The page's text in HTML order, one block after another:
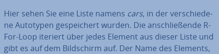
Hier sehen Sie eine Liste namens cars, in der ver­schie­de­
ne Autotypen ge­spei­chert wurden. Die an­schlie­ßen­de R-
For-Loop iteriert über jedes Element aus dieser Liste und
gibt es auf dem Bild­schirm auf. Der Name des Elements,